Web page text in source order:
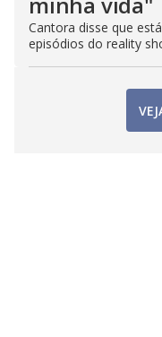
Cantora disse que
episódios do reality